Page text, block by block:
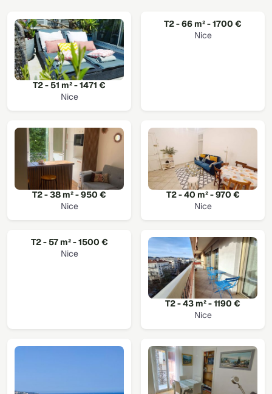
T2 - 51 m² - 1471 €
Nice
T2 - 66 m² - 1700 €
Nice
T2 - 38 m² - 950 €
Nice
T2 - 40 m² - 970 €
Nice
T2 - 57 m² - 1500 €
Nice
T2 - 43 m² - 1190 €
Nice